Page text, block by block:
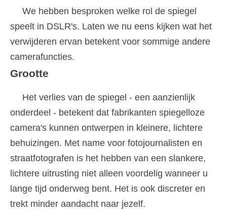
We hebben besproken welke rol de spiegel
speelt in DSLR's. Laten we nu eens kijken wat het
verwijderen ervan betekent voor sommige andere
camerafuncties.
Grootte
Het verlies van de spiegel - een aanzienlijk
onderdeel - betekent dat fabrikanten spiegelloze
camera's kunnen ontwerpen in kleinere, lichtere
behuizingen. Met name voor fotojournalisten en
straatfotografen is het hebben van een slankere,
lichtere uitrusting niet alleen voordelig wanneer u
lange tijd onderweg bent. Het is ook discreter en
trekt minder aandacht naar jezelf.